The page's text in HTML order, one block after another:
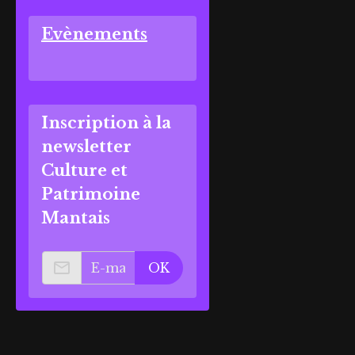
Evènements
Inscription à la
newsletter
Culture et
Patrimoine
Mantais
OK